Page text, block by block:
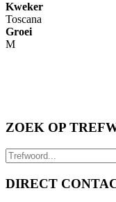
Kweker
Toscana
Groei
M
ZOEK OP
DIRECT